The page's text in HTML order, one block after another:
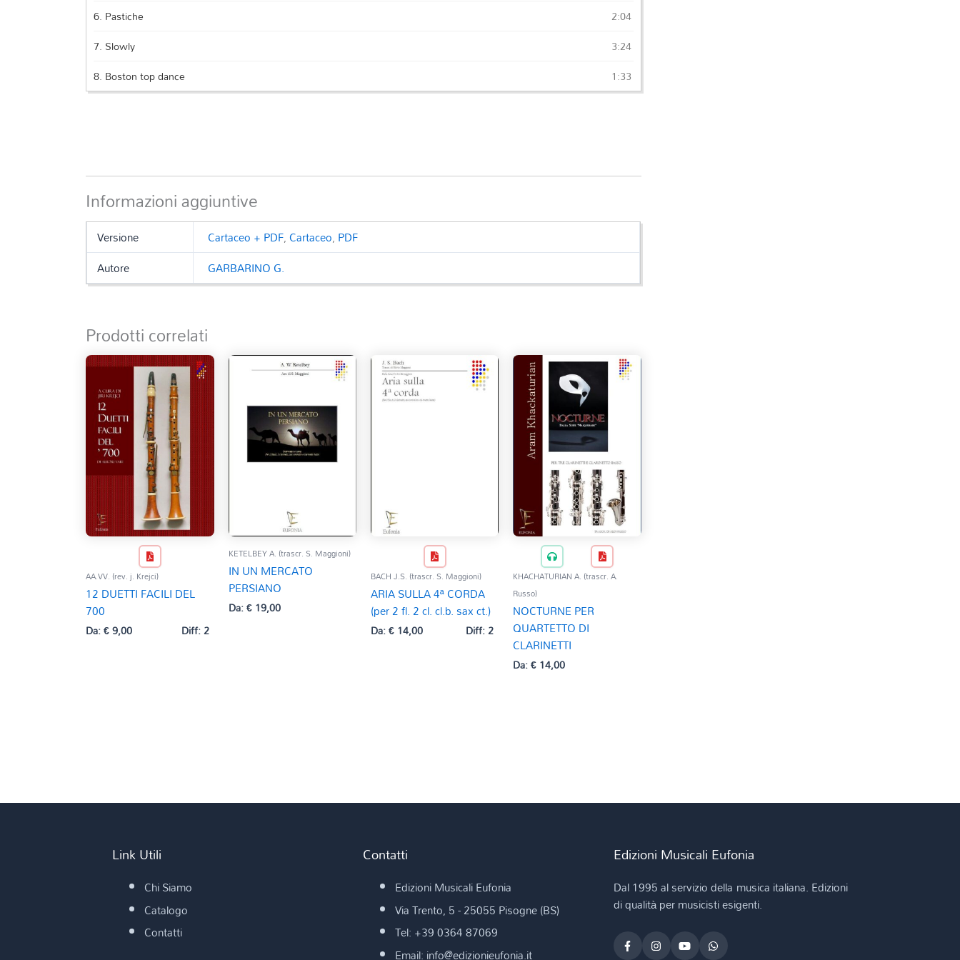
6. Pastiche
2:04
7. Slowly
3:24
8. Boston top dance 1:33
Informazioni aggiuntive
Versione Cartaceo + PDF,Cartaceo, PDF
Autore
GARBARINO G.
Prodotti correlati
AA.VV. (rev. j. Krejci)
12 DUETTI FACILI DEL
700
Da:€9,00 Diff: 2
KETELBEY A. (trascr. S. Maggioni)
IN UN MERCATO
PERSIANO
Da:€19,00
BACH J.S. (trascr. S. Maggioni)
ARIA SULLA 4ª CORDA
(per 2 fl. 2 cl. cl.b. sax ct.)
Da:€14,00 Diff: 2
KHACHATURIAN A. (trascr. A.
Russo)
NOCTURNE PER
QUARTETTO DI
CLARINETTI
Da:€14,00
Link Utili
Chi Siamo
Catalogo
Contatti
Contatti
Edizioni Musicali Eufonia
Via Trento, 5 - 25055 Pisogne (BS)
Tel: +39 0364 87069
Email: info@edizionieufonia.it
Edizioni Musicali Eufonia
Dal 1995 al servizio della musica italiana. Edizioni
di qualità per musicisti esigenti.